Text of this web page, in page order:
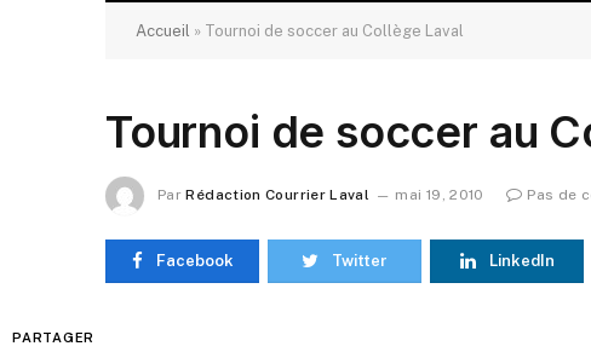
Accueil » Tournoi de soccer au Collège Laval
Tournoi de soccer au
Par Rédaction Courrier Laval mai 19, 2010 Pas de
Facebook Twitter LinkedIn
PARTAGER